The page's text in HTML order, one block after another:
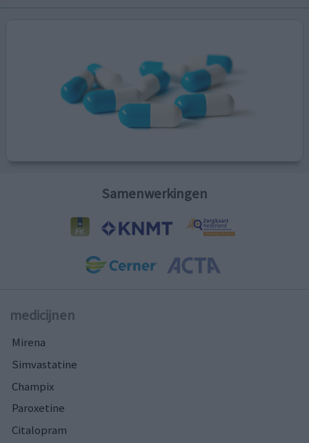
Samenwerkingen
medicijnen
Mirena
Simvastatine
Champix
Paroxetine
Citalopram